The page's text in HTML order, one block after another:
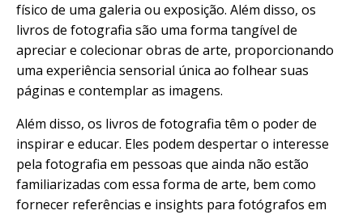
físico de uma galeria ou exposição. Além disso, os
livros de fotografia são uma forma tangível de
apreciar e colecionar obras de arte, proporcionando
uma experiência sensorial única ao folhear suas
páginas e contemplar as imagens.
Além disso, os livros de fotografia têm o poder de
inspirar e educar. Eles podem despertar o interesse
pela fotografia em pessoas que ainda não estão
familiarizadas com essa forma de arte, bem como
fornecer referências e insights para fotógrafos em